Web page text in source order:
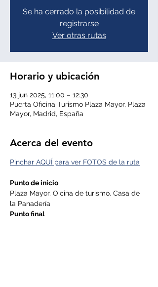
Se ha cerrado la posibilidad de
registrarse
Ver otras rutas
Horario y ubicación
13 jun 2025, 11:00 – 12:30
Puerta Oficina Turismo Plaza Mayor, Plaza
Mayor, Madrid, España
Acerca del evento
Pinchar AQUÍ para ver FOTOS de la ruta
Punto de inicio
Plaza Mayor. Oicina de turismo. Casa de
la Panadería
Punto final